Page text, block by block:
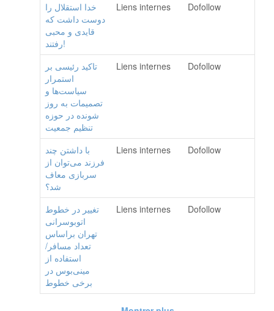
خدا استقلال را
دوست داشت که
قایدی و محبی
رفتند!
Liens internes Dofollow
تاکید رئیسی بر
استمرار
سیاست‌ها و
تصمیمات به روز
شونده در حوزه
تنظیم جمعیت
Liens internes Dofollow
با داشتن چند
فرزند می‌توان از
سربازی معاف
شد؟
Liens internes Dofollow
تغییر در خطوط
اتوبوسرانی
تهران براساس
تعداد مسافر/
استفاده از
مینی‌بوس در
برخی خطوط
Liens internes Dofollow